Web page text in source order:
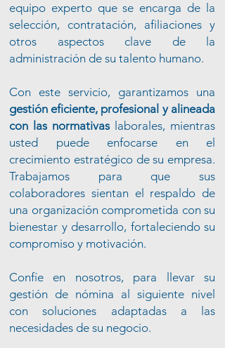
equipo experto que se encarga de la
selección, contratación, afiliaciones y
otros aspectos clave de la
administración de su talento humano.
Con este servicio, garantizamos una
gestión eficiente, profesional y alineada
con las normativaslaborales, mientras
usted puede enfocarse en el
crecimiento estratégico de su empresa.
Trabajamos para que sus
colaboradores sientan el respaldo de
una organización comprometida con su
bienestar y desarrollo, fortaleciendo su
compromiso y motivación.
Confíe en nosotros, para llevar su
gestión de nómina al siguiente nivel
con soluciones adaptadas a las
necesidades de su negocio.